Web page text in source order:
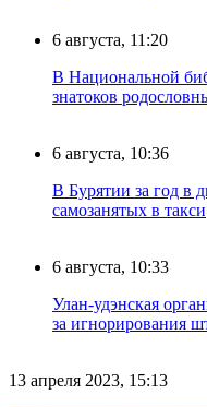
6 августа, 11:20
В Национальной
знатоков
6 августа, 10:36
В Бурятии за год в
самозанятых в такси
6 августа, 10:33
Улан-удэнская
за игнорирования
13 апреля 2023, 15:13